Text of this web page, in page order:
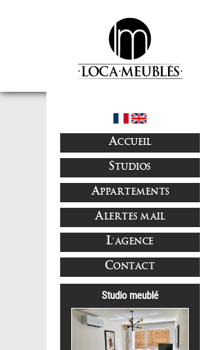
ACCUEIL
STUDIOS
APPARTEMENTS
ALERTES MAIL
L'AGENCE
CONTACT
Studio meublé